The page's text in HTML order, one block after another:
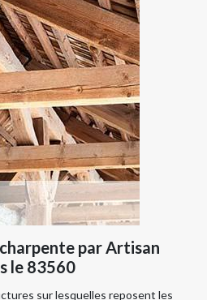
par Artisan
le 83560
sur lesquelles reposent les